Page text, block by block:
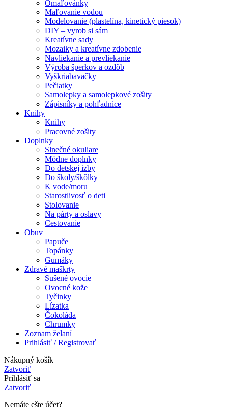
Omaľovánky
Maľovanie vodou
Modelovanie (plastelína, kinetický piesok)
DIY – vyrob si sám
Kreatívne sady
Mozaiky a kreatívne zdobenie
Navliekanie a prevliekanie
Výroba šperkov a ozdôb
Vyškriabavačky
Pečiatky
Samolepky a samolepkové zošity
Zápisníky a pohľadnice
Knihy
Knihy
Pracovné zošity
Doplnky
Slnečné okuliare
Módne doplnky
Do detskej izby
Do školy/škôlky
K vode/moru
Starostlivosť o deti
Stolovanie
Na párty a oslavy
Cestovanie
Obuv
Papuče
Topánky
Gumáky
Zdravé maškrty
Sušené ovocie
Ovocné kože
Tyčinky
Lízatka
Čokoláda
Chrumky
Zoznam želaní
Prihlásiť / Registrovať
Nákupný košík
Zatvoriť
Prihlásiť sa
Zatvoriť
Nemáte ešte účet?